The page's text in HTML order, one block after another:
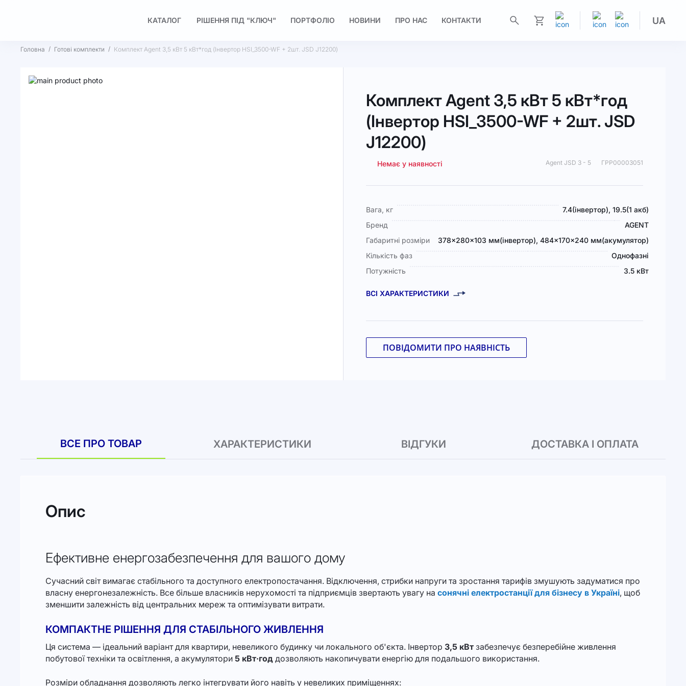
КАТАЛОГ РІШЕННЯ ПІД "КЛЮЧ" ПОРТФОЛІО НОВИНИ ПРО НАС
КОНТАКТИ
UA
Головна Готові комплекти Комплект Agent 3,5 кВт 5 кВт*год (Інвертор HSI_3500-WF + 2шт. JSD J12200)
Перейти
Комплект Agent 3,5 кВт 5 кВт*год
(Інвертор HSI_3500-WF + 2шт. JSD
J12200)
Немає у наявності Agent JSD 3 - 5 ГРР00003051
Докладніше
Вага, кг
7.4(інвертор), 19.5(1 акб)
Бренд
AGENT
Габаритні розміри
378×280×103 мм(інвертор), 484×170×240 мм(акумулятор)
Кількість фаз
Однофазні
Потужність
3.5 кВт
ВСІ ХАРАКТЕРИСТИКИ
ПОВІДОМИТИ ПРО НАЯВНІСТЬ
ВСЕ ПРО ТОВАР ХАРАКТЕРИСТИКИ ВІДГУКИ ДОСТАВКА І ОПЛАТА
Опис
Ефективне енергозабезпечення для вашого дому
Сучасний світ вимагає стабільного та доступного електропостачання. Відключення, стрибки напруги та зростання тарифів змушують задуматися про
власну енергонезалежність. Все більше власників нерухомості та підприємців звертають увагу на сонячні електростанції для бізнесу в Україні, щоб
зменшити залежність від центральних мереж та оптимізувати витрати.
КОМПАКТНЕ РІШЕННЯ ДЛЯ СТАБІЛЬНОГО ЖИВЛЕННЯ
Ця система — ідеальний варіант для квартири, невеликого будинку чи локального об'єкта. Інвертор 3,5 кВт забезпечує безперебійне живлення
побутової техніки та освітлення, а акумулятори 5 кВт·год дозволяють накопичувати енергію для подальшого використання.
Розміри обладнання дозволяють легко інтегрувати його навіть у невеликих приміщеннях: